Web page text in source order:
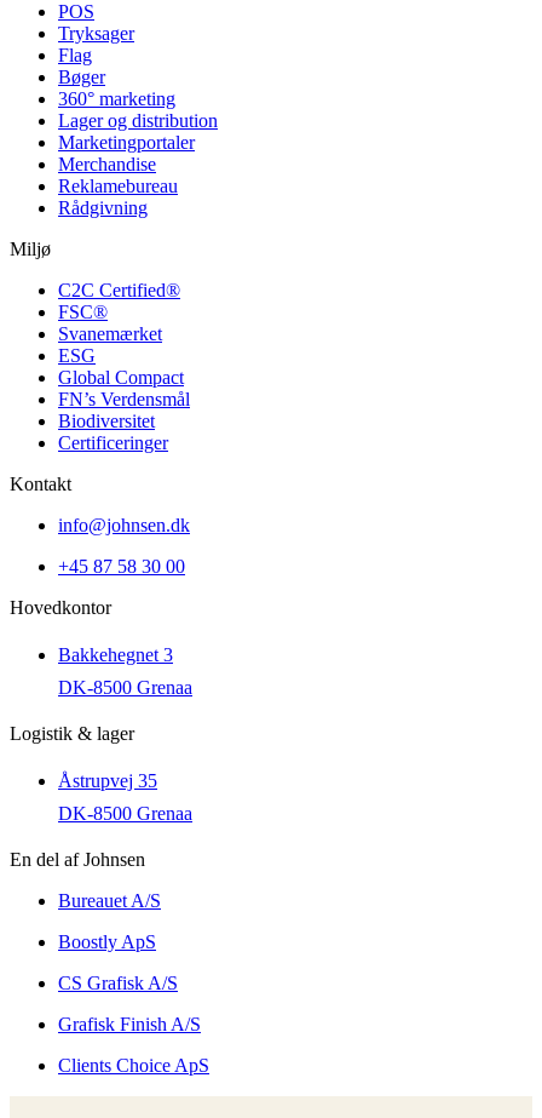
POS
Tryksager
Flag
Bøger
360° marketing
Lager og distribution
Marketing­portaler
Merchandise
Reklamebureau
Rådgivning
Miljø
C2C Certified®
FSC®
Svanemærket
ESG
Global Compact
FN’s Verdensmål
Biodiversitet
Certificeringer
Kontakt
info@johnsen.dk
+45 87 58 30 00
Hovedkontor
Bakkehegnet 3
DK-8500 Grenaa
Logistik & lager
Åstrupvej 35
DK-8500 Grenaa
En del af Johnsen
Bureauet A/S
Boostly ApS
CS Grafisk A/S
Grafisk Finish A/S
Clients Choice ApS